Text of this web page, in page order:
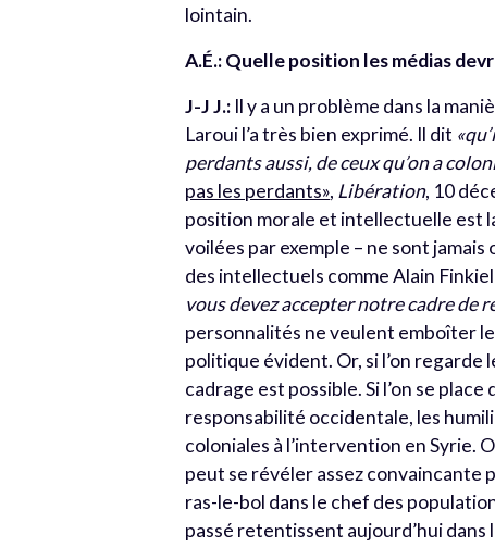
lointain.
A.É.: Quelle position les médias
J-J J.: Il y a un problème dans la
Laroui l’a très bien exprimé. Il dit
perdants aussi, de ceux qu’on a
pas les perdants», Libération, 10
position morale et intellectuelle est
voilées par exemple – ne sont
des intellectuels comme Alain
vous devez accepter notre cadre de
personnalités ne veulent emboîter
politique évident. Or, si l’on
cadrage est possible. Si l’on se
responsabilité occidentale, les
coloniales à l’intervention en Syrie.
peut se révéler assez convaincante
ras-le-bol dans le chef des
passé retentissent aujourd’hui